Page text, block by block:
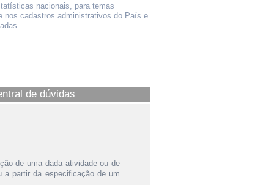
nacionais, para temas
cadastros administrativos do País e
de dúvidas
de uma dada atividade ou de
a partir da especificação de um